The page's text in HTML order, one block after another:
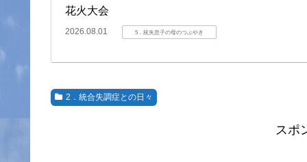
花火大会
2026.08.01 5．統失息子の母のつぶやき
2．統合失調症との日々
スポ